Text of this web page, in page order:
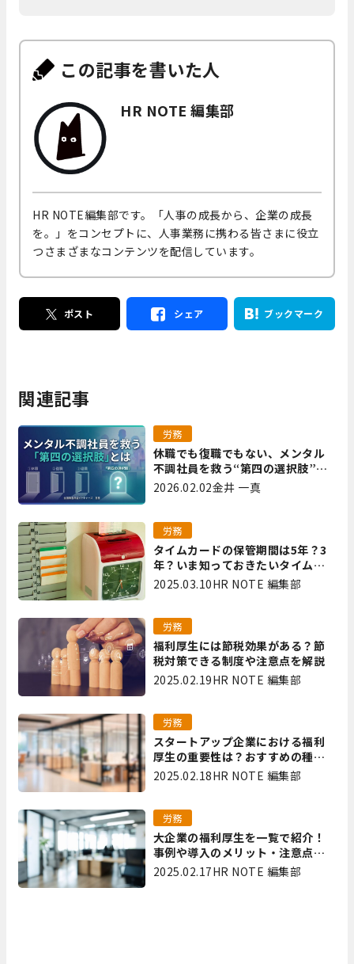
この記事を書いた人
HR NOTE 編集部
HR NOTE編集部です。「人事の成長から、企業の成長
を。」をコンセプトに、人事業務に携わる皆さまに役立
つさまざまなコンテンツを配信しています。
ポスト シェア ブックマーク
関連記事
休職でも復職でもない、メンタル
不調社員を救う“第四の選択肢”と
は｜全国障害年金パートナーズ 宮
労務
2026.02.02金井 一真
タイムカードの保管期間は5年？3
年？いま知っておきたいタイムカ
ード保管方法
労務
2025.03.10HR NOTE 編集部
福利厚生には節税効果がある？節
税対策できる制度や注意点を解説
労務
2025.02.19HR NOTE 編集部
スタートアップ企業における福利
厚生の重要性は？おすすめの種類
やメリット・デメリットを解説
労務
2025.02.18HR NOTE 編集部
大企業の福利厚生を一覧で紹介！
事例や導入のメリット・注意点を
解説
労務
2025.02.17HR NOTE 編集部